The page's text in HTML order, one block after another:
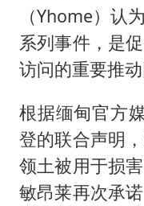
（Yhome）认
系列事件，是
访问的重要推动
根据缅甸官方
登的联合声明
领土被用于损
敏昂莱再次承